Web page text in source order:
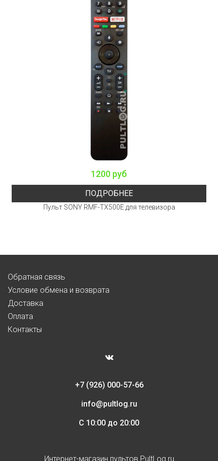
1200 руб
ПОДРОБНЕЕ
Пульт SONY RMF-TX500E для телевизора
Обратная связь
Условие обмена и возврата
Доставка
Оплата
Контакты
+7 (926) 000-57-66
info@pultlog.ru
С 10:00 до 20:00
Интернет-магазин пультов PultLog.ru